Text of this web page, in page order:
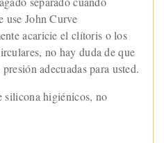
use John Curve
acaricie el clítoris o los
no hay duda de que
adecuadas para usted.
silicona higiénicos, no